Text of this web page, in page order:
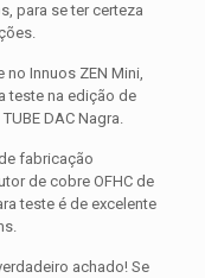
para se ter certeza
no Innuos ZEN Mini,
teste na edição de
DAC Nagra.
fabricação
de cobre OFHC de
teste é de excelente
achado! Se